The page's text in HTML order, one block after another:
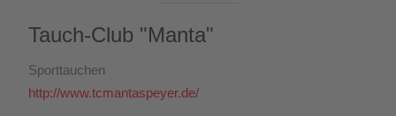
Tauch-Club "Manta"
Sporttauchen
http://www.tcmantaspeyer.de/